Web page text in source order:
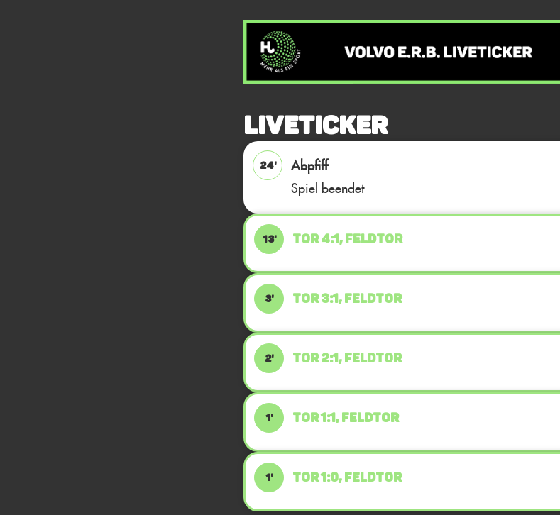
Liveticker
24'
Abpfiff
Spiel beendet
13' TOR 4:1, FELDTOR
3' TOR 3:1, FELDTOR
2' TOR 2:1, FELDTOR
1' TOR 1:1, FELDTOR
1' TOR 1:0, FELDTOR